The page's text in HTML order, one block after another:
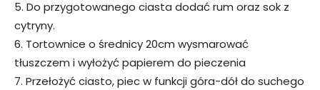
5. Do przygotowanego ciasta dodać rum oraz sok z
cytryny.
6. Tortownice o średnicy 20cm wysmarować
tłuszczem i wyłożyć papierem do pieczenia
7. Przełożyć ciasto, piec w funkcji góra-dół do suchego